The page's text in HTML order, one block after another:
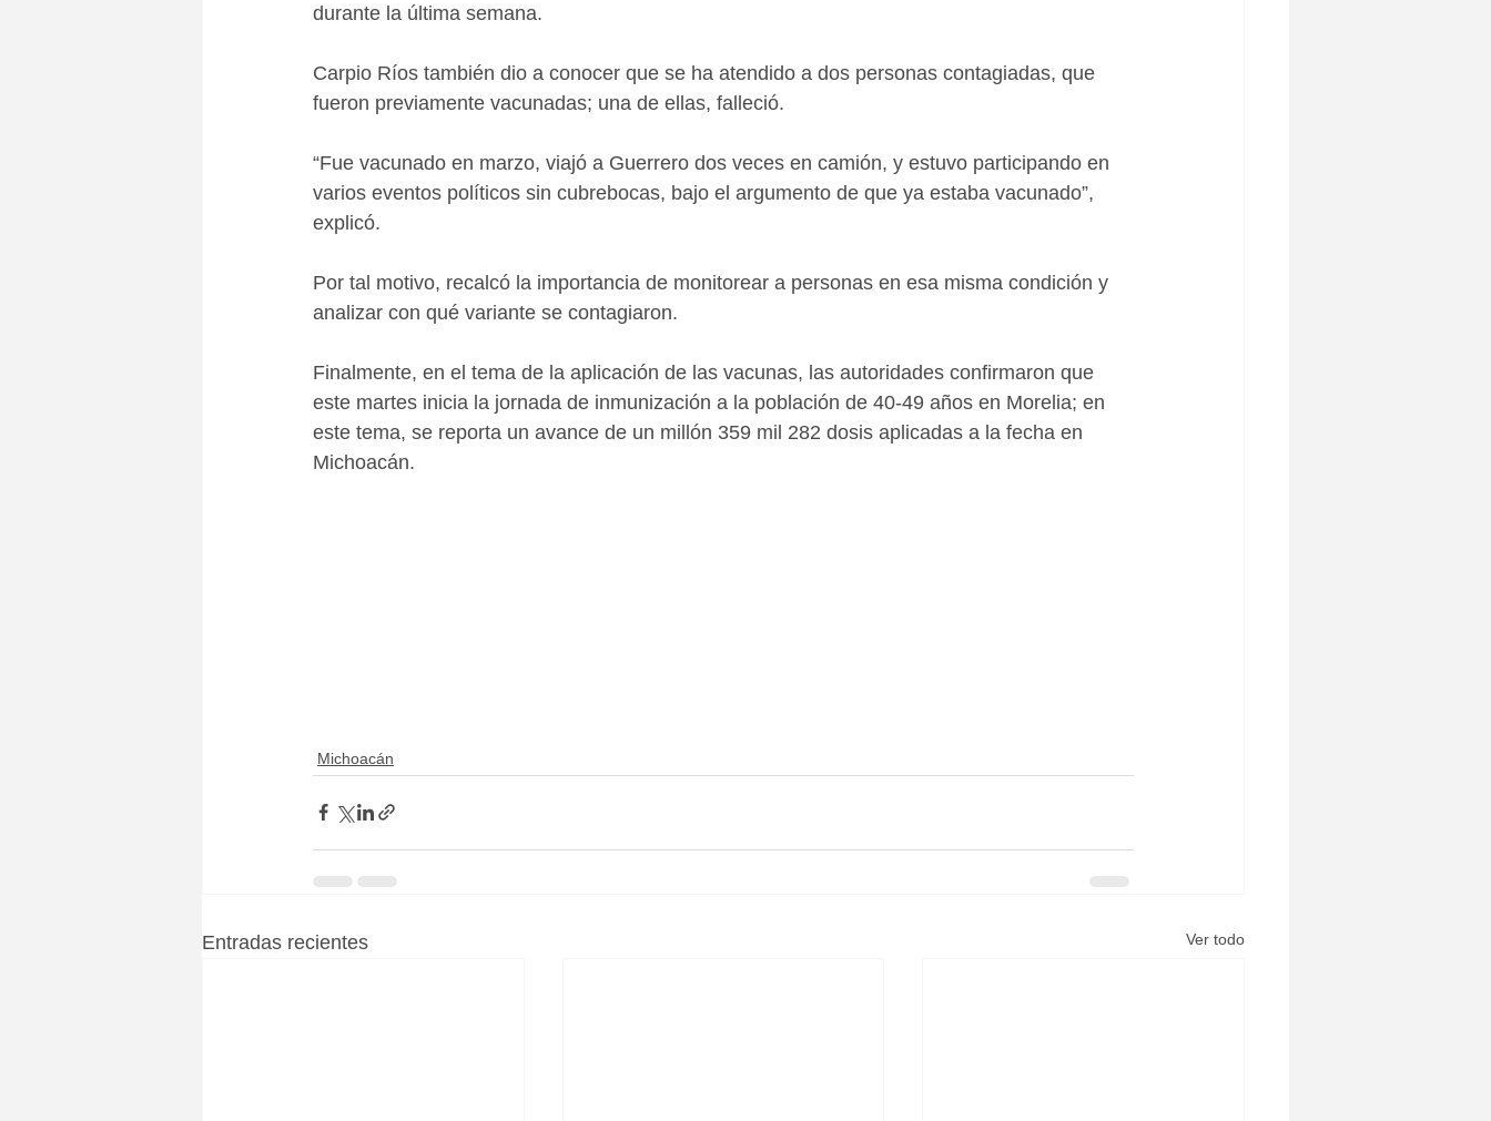
durante la última semana.
Carpio Ríos también dio a conocer que se ha atendido a dos personas contagiadas, que
fueron previamente vacunadas; una de ellas, falleció.
“Fue vacunado en marzo, viajó a Guerrero dos veces en camión, y estuvo participando en
varios eventos políticos sin cubrebocas, bajo el argumento de que ya estaba vacunado”,
explicó.
Por tal motivo, recalcó la importancia de monitorear a personas en esa misma condición y
analizar con qué variante se contagiaron.
Finalmente, en el tema de la aplicación de las vacunas, las autoridades confirmaron que
este martes inicia la jornada de inmunización a la población de 40-49 años en Morelia; en
este tema, se reporta un avance de un millón 359 mil 282 dosis aplicadas a la fecha en
Michoacán.
Michoacán
Entradas recientes Ver todo